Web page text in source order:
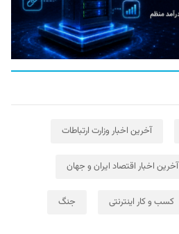
آخرین اخبار وزارت ارتباطات
آخرین اخبار اقتصاد ایران و جهان
کسب و کار اینترنتی جنگ